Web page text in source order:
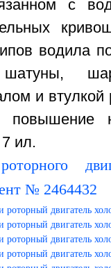
с
водила
и втулкой
ил.